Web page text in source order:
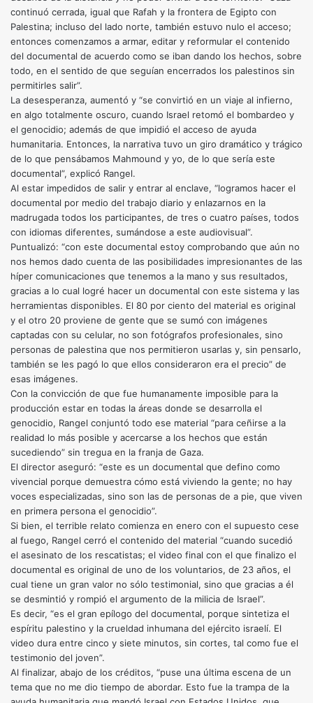
continuó cerrada, igual que Rafah y la frontera de Egipto con
Palestina; incluso del lado norte, también estuvo nulo el acceso;
entonces comenzamos a armar, editar y reformular el contenido
del documental de acuerdo como se iban dando los hechos, sobre
todo, en el sentido de que seguían encerrados los palestinos sin
permitirles salir”.
La desesperanza, aumentó y “se convirtió en un viaje al infierno,
en algo totalmente oscuro, cuando Israel retomó el bombardeo y
el genocidio; además de que impidió el acceso de ayuda
humanitaria. Entonces, la narrativa tuvo un giro dramático y trágico
de lo que pensábamos Mahmound y yo, de lo que sería este
documental”, explicó Rangel.
Al estar impedidos de salir y entrar al enclave, “logramos hacer el
documental por medio del trabajo diario y enlazarnos en la
madrugada todos los participantes, de tres o cuatro países, todos
con idiomas diferentes, sumándose a este audiovisual”.
Puntualizó: “con este documental estoy comprobando que aún no
nos hemos dado cuenta de las posibilidades impresionantes de las
híper comunicaciones que tenemos a la mano y sus resultados,
gracias a lo cual logré hacer un documental con este sistema y las
herramientas disponibles. El 80 por ciento del material es original
y el otro 20 proviene de gente que se sumó con imágenes
captadas con su celular, no son fotógrafos profesionales, sino
personas de palestina que nos permitieron usarlas y, sin pensarlo,
también se les pagó lo que ellos consideraron era el precio” de
esas imágenes.
Con la convicción de que fue humanamente imposible para la
producción estar en todas la áreas donde se desarrolla el
genocidio, Rangel conjuntó todo ese material “para ceñirse a la
realidad lo más posible y acercarse a los hechos que están
sucediendo” sin tregua en la franja de Gaza.
El director aseguró: “este es un documental que defino como
vivencial porque demuestra cómo está viviendo la gente; no hay
voces especializadas, sino son las de personas de a pie, que viven
en primera persona el genocidio”.
Si bien, el terrible relato comienza en enero con el supuesto cese
al fuego, Rangel cerró el contenido del material “cuando sucedió
el asesinato de los rescatistas; el video final con el que finalizo el
documental es original de uno de los voluntarios, de 23 años, el
cual tiene un gran valor no sólo testimonial, sino que gracias a él
se desmintió y rompió el argumento de la milicia de Israel”.
Es decir, “es el gran epílogo del documental, porque sintetiza el
espíritu palestino y la crueldad inhumana del ejército israelí. El
video dura entre cinco y siete minutos, sin cortes, tal como fue el
testimonio del joven”.
Al finalizar, abajo de los créditos, “puse una última escena de un
tema que no me dio tiempo de abordar. Esto fue la trampa de la